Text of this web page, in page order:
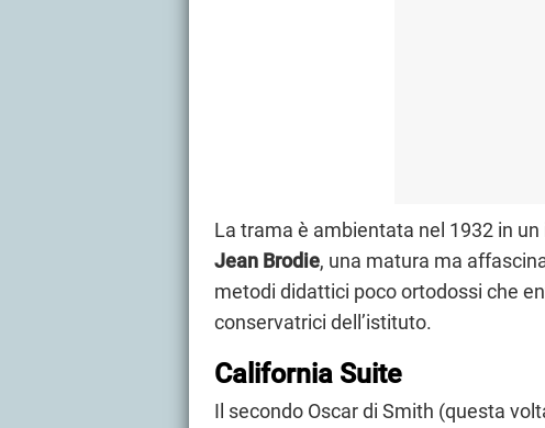
La trama è ambientata nel 1932 in
Jean Brodie, una matura ma
metodi didattici poco ortodossi che
conservatrici dell’istituto.
California Suite
Il secondo Oscar di Smith (questa